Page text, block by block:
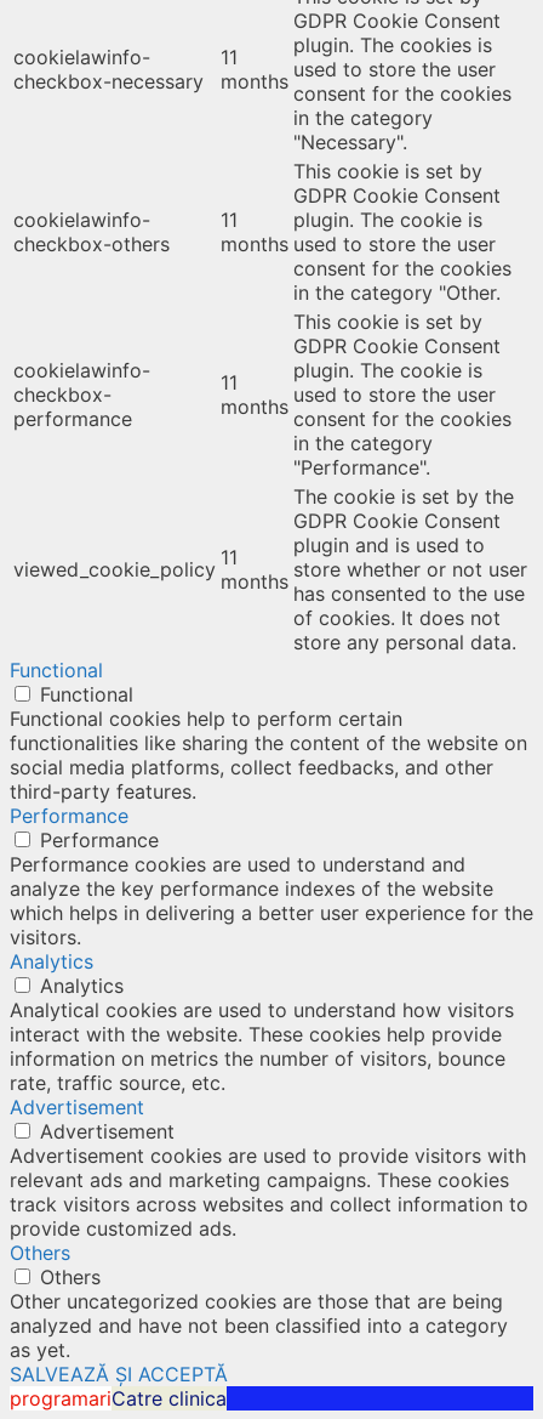
cookielawinfo-
checkbox-necessary
11
months
GDPR Cookie Consent
plugin. The cookies is
used to store the user
consent for the cookies
in the category
"Necessary".
cookielawinfo-
checkbox-others
11
months
This cookie is set by
GDPR Cookie Consent
plugin. The cookie is
used to store the user
consent for the cookies
in the category "Other.
cookielawinfo-
checkbox-
performance
11
months
This cookie is set by
GDPR Cookie Consent
plugin. The cookie is
used to store the user
consent for the cookies
in the category
"Performance".
viewed_cookie_policy 11
months
The cookie is set by the
GDPR Cookie Consent
plugin and is used to
store whether or not user
has consented to the use
of cookies. It does not
store any personal data.
Functional
Functional
Functional cookies help to perform certain
functionalities like sharing the content of the website on
social media platforms, collect feedbacks, and other
third-party features.
Performance
Performance
Performance cookies are used to understand and
analyze the key performance indexes of the website
which helps in delivering a better user experience for the
visitors.
Analytics
Analytics
Analytical cookies are used to understand how visitors
interact with the website. These cookies help provide
information on metrics the number of visitors, bounce
rate, traffic source, etc.
Advertisement
Advertisement
Advertisement cookies are used to provide visitors with
relevant ads and marketing campaigns. These cookies
track visitors across websites and collect information to
provide customized ads.
Others
Others
Other uncategorized cookies are those that are being
analyzed and have not been classified into a category
as yet.
SALVEAZĂ ȘI ACCEPTĂ
programariCatre clinica